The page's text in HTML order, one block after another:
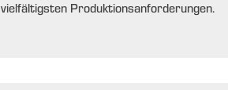
vielfältigsten Produktionsanforderungen.